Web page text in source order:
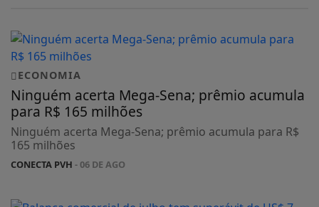
ECONOMIA
Ninguém acerta Mega-Sena; prêmio acumula
para R$ 165 milhões
Ninguém acerta Mega-Sena; prêmio acumula para R$
165 milhões
CONECTA PVH - 06 DE AGO